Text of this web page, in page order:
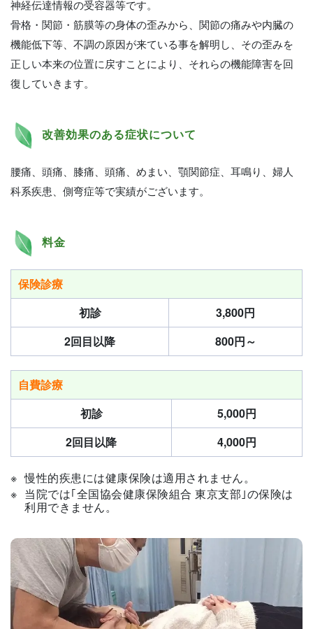
神経伝達情報の受容器等です。
骨格・関節・筋膜等の身体の歪みから、関節の痛みや内臓の
機能低下等、不調の原因が来ている事を解明し、その歪みを
正しい本来の位置に戻すことにより、それらの機能障害を回
復していきます。
改善効果のある症状について
腰痛、頭痛、膝痛、頭痛、めまい、顎関節症、耳鳴り、婦人
科系疾患、側弯症等で実績がございます。
料金
保険診療
初診
3,800円
2回目以降
800円～
自費診療
初診
5,000円
2回目以降
4,000円
慢性的疾患には健康保険は適用されません。
当院では｢全国協会健康保険組合 東京支部｣の保険は
利用できません。